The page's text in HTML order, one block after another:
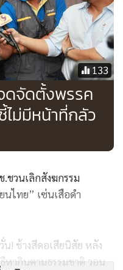
133
ดจัดตั้งพรรค
ไม่มีหน้าที่กลัว
.ชวนเลิกสังฆกรรม
นไทย” เซ่นเสือดำ
! ช้างสีดอเสียนิสัย หลัง
หากินตามธรรมชาติ วอน